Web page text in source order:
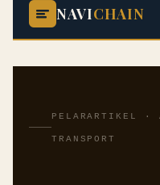
NAVICHAIN
PELARARTIKEL ·
TRANSPORT